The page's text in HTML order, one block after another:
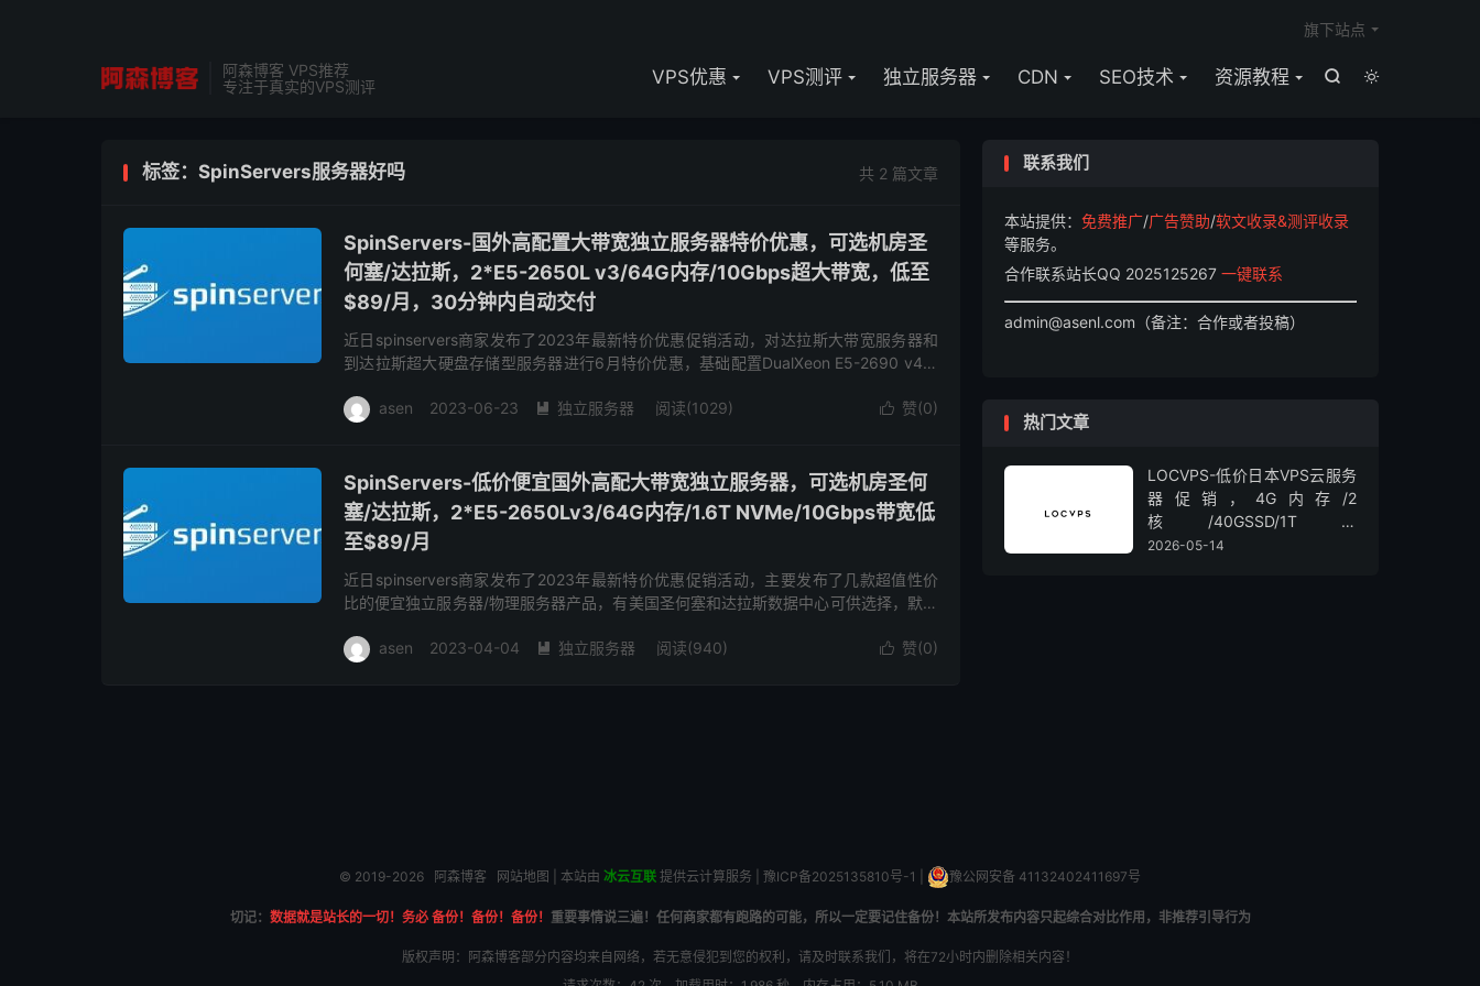
阿森博客 VPS推荐
专注于真实的VPS测评


VPS优惠 VPS测评 独立服务器 CDN SEO技术 资源教程
旗下站点
共 2 篇文章
标签：SpinServers服务器好吗
SpinServers-国外高配置大带宽独立服务器特价优惠，可选机房圣
何塞/达拉斯，2*E5-2650L v3/64G内存/10Gbps超大带宽，低至
$89/月，30分钟内自动交付
近日spinservers商家发布了2023年最新特价优惠促销活动，对达拉斯大带宽服务器和
到达拉斯超大硬盘存储型服务器进行6月特价优惠，基础配置DualXeon E5-2690 v4处
 赞(0)
asen 2023-06-23  独立服务器 阅读(1029)
SpinServers-低价便宜国外高配大带宽独立服务器，可选机房圣何
塞/达拉斯，2*E5-2650Lv3/64G内存/1.6T NVMe/10Gbps带宽低
至$89/月
近日spinservers商家发布了2023年最新特价优惠促销活动，主要发布了几款超值性价
比的便宜独立服务器/物理服务器产品，有美国圣何塞和达拉斯数据中心可供选择，默认
 赞(0)
asen 2023-04-04  独立服务器 阅读(940)
联系我们
本站提供： 免费推广/广告赞助/软文收录&测评收录
等服务。
合作联系站长QQ 2025125267 一键联系
admin@asenl.com（备注：合作或者投稿）
热门文章
LOCVPS-低价日本VPS云服务
器促销，4G内存/2
核/40GSSD/1T流
量/450Mbps带宽，低至36元/
2026-05-14
© 2019-2026 阿森博客 网站地图 | 本站由 冰云互联 提供云计算服务 | 豫ICP备2025135810号-1 豫公网安备 41132402411697号
切记： 数据就是站长的一切！务必 备份！备份！备份！ 重要事情说三遍！任何商家都有跑路的可能，所以一定要记住备份！本站所发布内容只起综合对比作用，非推荐引导行为
版权声明：阿森博客部分内容均来自网络，若无意侵犯到您的权利，请及时联系我们，将在72小时内删除相关内容！